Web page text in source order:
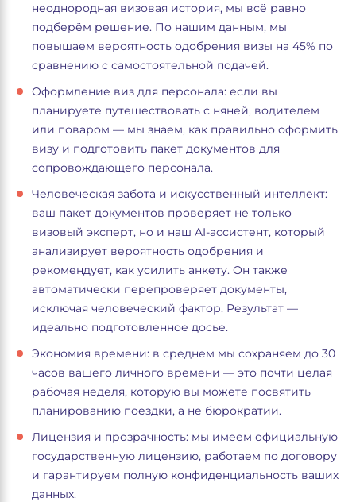
неоднородная визовая история, мы всё равно
подберём решение. По нашим данным, мы
повышаем вероятность одобрения визы на 45% по
сравнению с самостоятельной подачей.
Оформление виз для персонала: если вы
планируете путешествовать с няней, водителем
или поваром — мы знаем, как правильно оформить
визу и подготовить пакет документов для
сопровождающего персонала.
Человеческая забота и искусственный интеллект:
ваш пакет документов проверяет не только
визовый эксперт, но и наш AI-ассистент, который
анализирует вероятность одобрения и
рекомендует, как усилить анкету. Он также
автоматически перепроверяет документы,
исключая человеческий фактор. Результат —
идеально подготовленное досье.
Экономия времени: в среднем мы сохраняем до 30
часов вашего личного времени — это почти целая
рабочая неделя, которую вы можете посвятить
планированию поездки, а не бюрократии.
Лицензия и прозрачность: мы имеем официальную
государственную лицензию, работаем по договору
и гарантируем полную конфиденциальность ваших
данных.